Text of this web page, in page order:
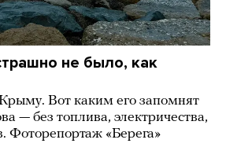
не было, как
Вот каким его запомнят
— без топлива, электричества,
Фоторепортаж «Берега»